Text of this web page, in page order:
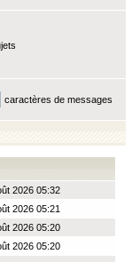
caractères de messages
2026 05:32
2026 05:21
2026 05:20
2026 05:20